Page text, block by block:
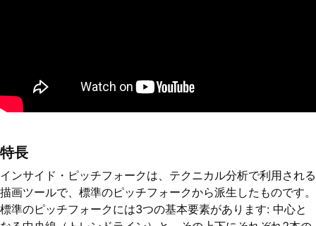
特長
インサイド・ピッチフォークは、テクニカル分析で利用される
描画ツールで、標準のピッチフォークから派生したものです。
標準のピッチフォークには3つの基本要素があります: 中心と